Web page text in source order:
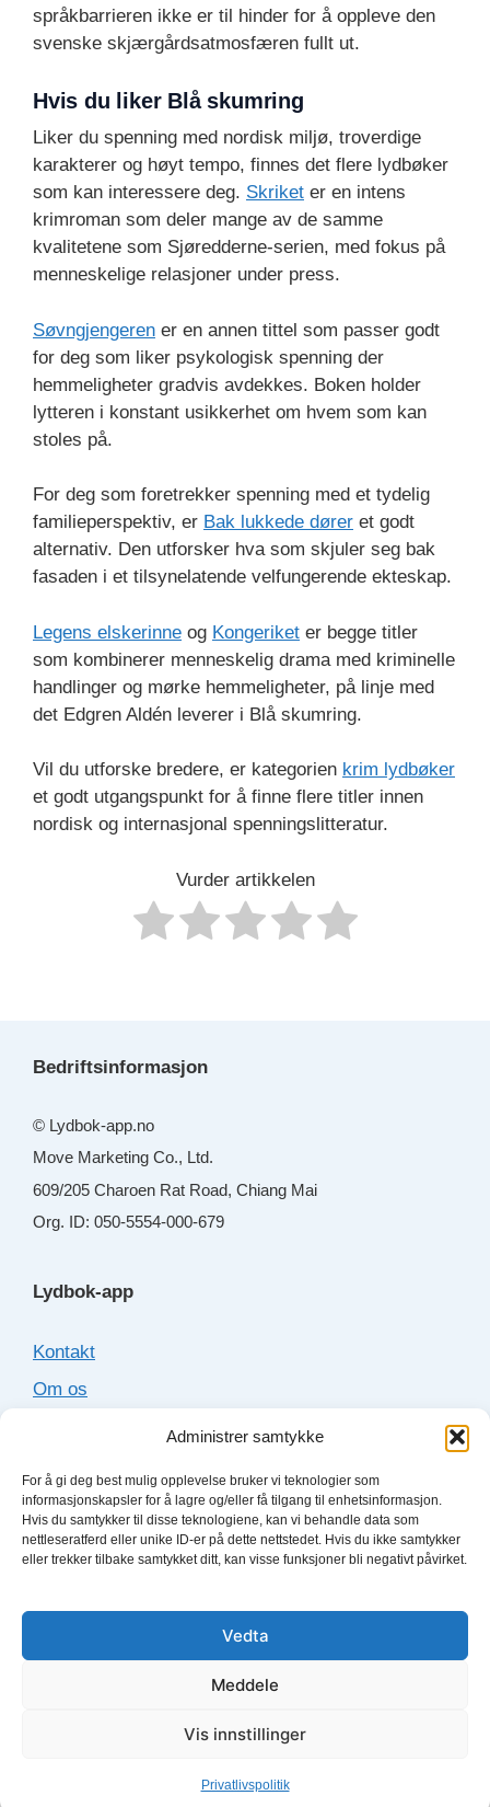
Administrer samtykke
For å gi deg best mulig opplevelse bruker vi teknologier som
informasjonskapsler for å lagre og/eller få tilgang til enhetsinformasjon.
Hvis du samtykker til disse teknologiene, kan vi behandle data som
nettleseratferd eller unike ID-er på dette nettstedet. Hvis du ikke samtykker
eller trekker tilbake samtykket ditt, kan visse funksjoner bli negativt påvirket.
Vedta
Meddele
Vis innstillinger
Privatlivspolitik
språkbarrieren ikke er til hinder for å oppleve den
svenske skjærgårdsatmosfæren fullt ut.
Hvis du liker Blå skumring
Liker du spenning med nordisk miljø, troverdige
karakterer og høyt tempo, finnes det flere lydbøker
som kan interessere deg. Skriket er en intens
krimroman som deler mange av de samme
kvalitetene som Sjøredderne-serien, med fokus på
menneskelige relasjoner under press.
Søvngjengeren er en annen tittel som passer godt
for deg som liker psykologisk spenning der
hemmeligheter gradvis avdekkes. Boken holder
lytteren i konstant usikkerhet om hvem som kan
stoles på.
For deg som foretrekker spenning med et tydelig
familieperspektiv, er Bak lukkede dører et godt
alternativ. Den utforsker hva som skjuler seg bak
fasaden i et tilsynelatende velfungerende ekteskap.
Legens elskerinne og Kongeriket er begge titler
som kombinerer menneskelig drama med kriminelle
handlinger og mørke hemmeligheter, på linje med
det Edgren Aldén leverer i Blå skumring.
Vil du utforske bredere, er kategorien krim lydbøker
et godt utgangspunkt for å finne flere titler innen
nordisk og internasjonal spenningslitteratur.
Vurder artikkelen
Bedriftsinformasjon
© Lydbok-app.no
Move Marketing Co., Ltd.
609/205 Charoen Rat Road, Chiang Mai
Org. ID: 050-5554-000-679
Lydbok-app
Kontakt
Om os
Lydboktjenester
Storytel
© 2026 Lydbok-app.no